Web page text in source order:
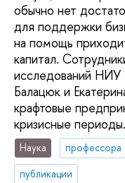
обычно нет
для поддержки
на помощь
капитал.
исследований
Балацюк и
крафтовые
кризисные периоды.
Наука
профессора
публикации